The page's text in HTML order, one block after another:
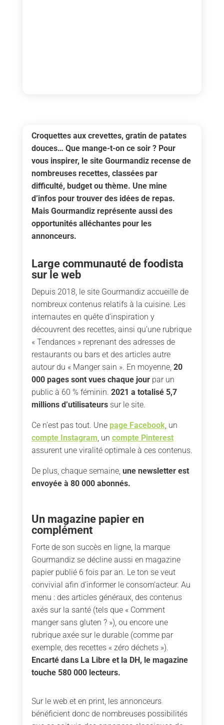
Croquettes aux crevettes, gratin de patates
douces… Que mange-t-on ce soir ? Pour
vous inspirer, le site Gourmandiz recense de
nombreuses recettes, classées par
difficulté, budget ou thème. Une mine
d’infos pour trouver des idées de repas.
Mais Gourmandiz représente aussi des
opportunités alléchantes pour les
annonceurs.
Large communauté de foodista
sur le web
Depuis 2018, le site Gourmandiz accueille de
nombreux contenus relatifs à la cuisine. Les
internautes en quête d’inspiration y
découvrent des recettes, ainsi qu’une rubrique
« Tendances » reprenant des adresses de
restaurants ou bars et des articles autre
autour du « Manger sain ». En moyenne, 20
000 pages sont vues chaque jourpar un
public à 60 % féminin. 2021 a totalisé 5,7
millions d’utilisateurssur le site.
Ce n’est pas tout. Une page Facebook , un
compte Instagram , un compte Pinterest
assurent une viralité optimale à ces contenus.
De plus, chaque semaine, une newsletter est
envoyée à 80 000 abonnés.
Un magazine papier en
complément
Forte de son succès en ligne, la marque
Gourmandiz se décline aussi en magazine
papier publié 6 fois par an. Le ton se veut
convivial afin d’informer le consom’acteur. Au
menu : des articles généraux, des contenus
axés sur la santé (tels que « Comment
manger sans gluten ? »), ou encore une
rubrique axée sur le durable (comme par
exemple, des recettes « zéro déchets »).
Encarté dans La Libre et la DH, le magazine
touche 580 000 lecteurs.
Sur le web et en print, les annonceurs
bénéficient donc de nombreuses possibilités